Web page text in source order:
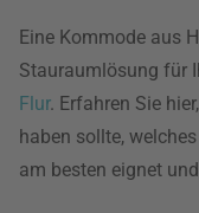
Eine Kommode aus
Stauraumlösung für
Flur. Erfahren Sie
haben sollte,
am besten eignet